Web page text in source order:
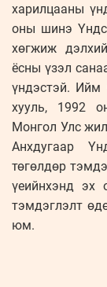
харилцааны
оны шинэ
хөгжиж
ёсны үзэл
үндэстэй. Ийм
хууль, 1992
Монгол Улс
Анхдугаар
төгөлдөр
үеийнхэнд эх
тэмдэглэлт
юм.